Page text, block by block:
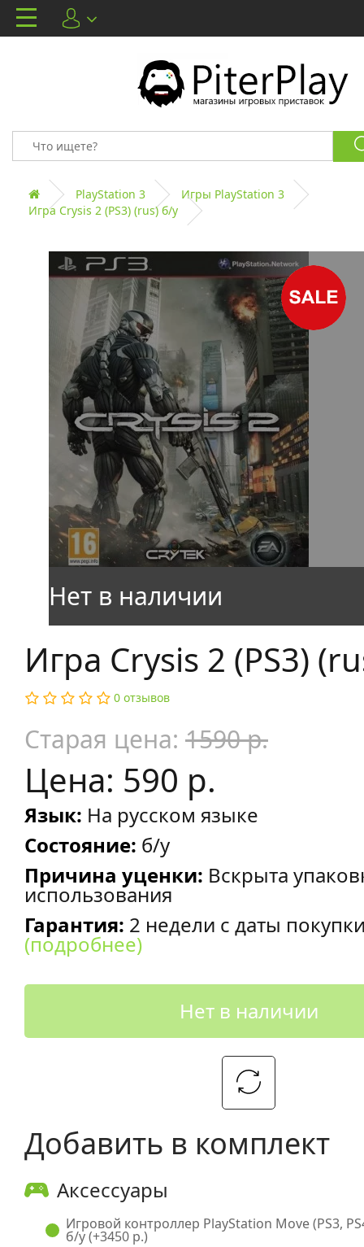
PlayStation 3
Игры PlayStation 3
Игра Crysis 2 (PS3) (rus) б/у
Игра Crysis 2 (PS3)
0 отзывов
Старая цена: 1590 р.
Цена: 590 р.
Язык: На русском языке
Состояние: б/у
Причина уценки: Вскрыта
использования
Гарантия: 2 недели с даты
(подробнее)
Нет в наличии
Добавить в комплект
Аксессуары
Игровой контроллер PlayStation Move (PS3,
б/у (+3450 р.)